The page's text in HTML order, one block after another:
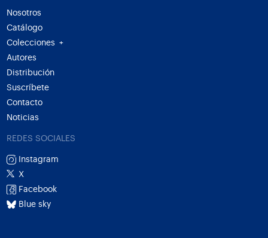
Nosotros
Catálogo
Colecciones
+
Autores
Distribución
Suscríbete
Contacto
Noticias
REDES SOCIALES
Instagram
X
Facebook
Blue sky